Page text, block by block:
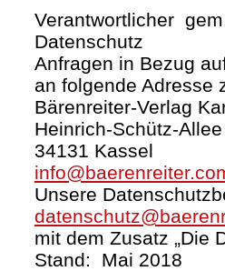
Verantwortlicher
Datenschutz
Anfragen in Bezug
an folgende Adresse
Bärenreiter-Verlag
Heinrich-Schütz-
34131 Kassel
Unsere
mit dem Zusatz „Die
Stand: Mai 2018